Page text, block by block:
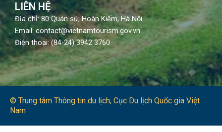
LIÊN HỆ
Địa chỉ: 80 Quán sứ, Hoàn Kiếm, Hà Nội
Email: contact@vietnamtourism.gov.vn
Điện thoại: (84-24) 3942 3760
© Trung tâm Thông tin du lịch​, Cục Du lịch Quốc gia Việt
Nam